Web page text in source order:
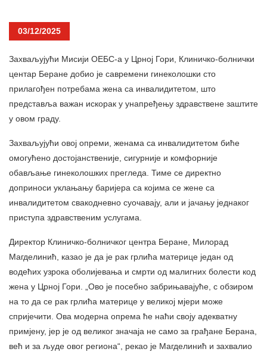
03/12/2025
Захваљујући Мисији ОЕБС-а у Црној Гори, Клиничко-болнички
центар Беране добио је савремени гинеколошки сто
прилагођен потребама жена са инвалидитетом, што
представља важан искорак у унапређењу здравствене заштите
у овом граду.
Захваљујући овој опреми, женама са инвалидитетом биће
омогућено достојанственије, сигурније и комфорније
обављање гинеколошких прегледа. Тиме се директно
доприноси уклањању баријера са којима се жене са
инвалидитетом свакодневно суочавају, али и јачању једнаког
приступа здравственим услугама.
Директор Клиничко-болничког центра Беране, Милорад
Магделинић, казао је да је рак грлића материце један од
водећих узрока оболијевања и смрти од малигних болести код
жена у Црној Гори. „Ово је посебно забрињавајуће, с обзиром
на то да се рак грлића материце у великој мјери може
спријечити. Ова модерна опрема ће наћи своју адекватну
примјену, јер је од великог значаја не само за грађане Берана,
већ и за људе овог региона“, рекао је Магделинић и захвалио